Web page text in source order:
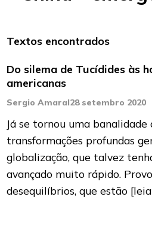
Textos encontrados
Do silema de Tucídides às
americanas
Sergio Amaral28 setembro 2020
Já se tornou uma banalidade
transformações profundas
globalização, que talvez
avançado muito rápido.
desequilíbrios, que estão